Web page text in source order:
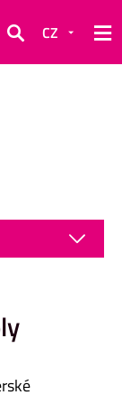
Hledat
CZ